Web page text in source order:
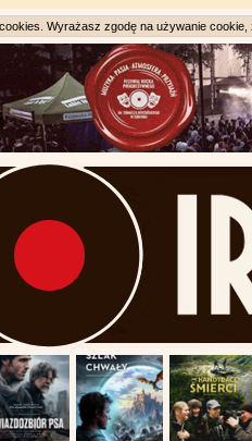
Wyrażasz zgodę na używanie